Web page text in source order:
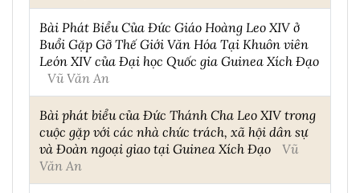
Bài Phát Biểu Của Đức Giáo Hoàng Leo XIV ở
Buổi Gặp Gỡ Thế Giới Văn Hóa Tại Khuôn viên
León XIV của Đại học Quốc gia Guinea Xích Đạo
Vũ Văn An
Bài phát biểu của Đức Thánh Cha Leo XIV trong
cuộc gặp với các nhà chức trách, xã hội dân sự
và Đoàn ngoại giao tại Guinea Xích Đạo
Vũ
Văn An